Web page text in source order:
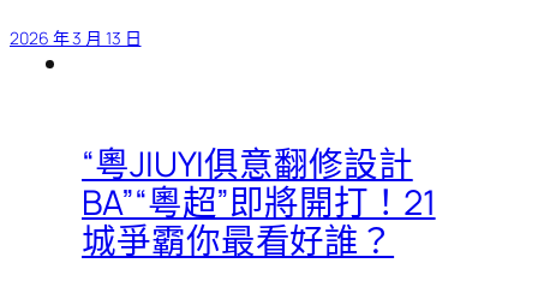
2026 年 3 月 13 日
“粵JIUYI俱意翻修設計
BA”“粵超”即將開打！21
城爭霸你最看好誰？